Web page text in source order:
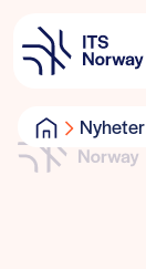
Nyheter